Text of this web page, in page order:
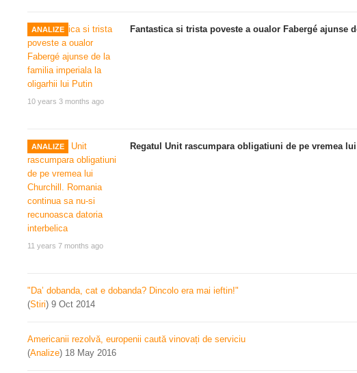
ANALIZE
10 years 3 months ago
Fantastica si trista poveste a oualor Fabergé
ANALIZE
11 years 7 months ago
Regatul Unit rascumpara obligatiuni de pe vremea
"Da’ dobanda, cat e dobanda? Dincolo era mai ieftin!"
(Stiri) 9 Oct 2014
Americanii rezolvă, europenii caută vinovați de serviciu
(Analize) 18 May 2016